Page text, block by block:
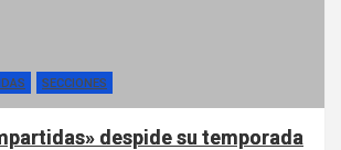
SECCIONES
despide su temporada